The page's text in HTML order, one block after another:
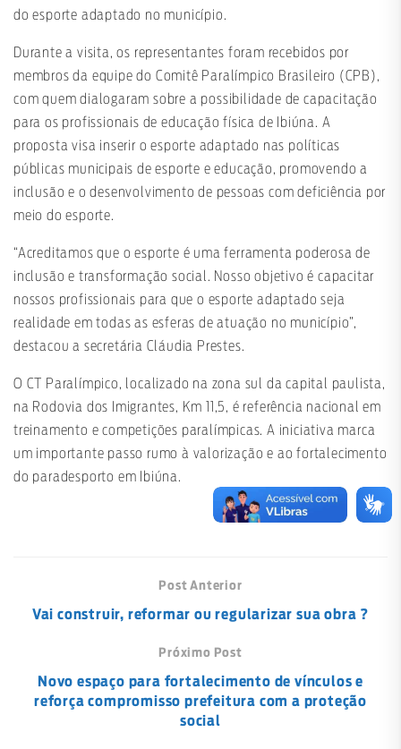
do esporte adaptado no município.
Durante a visita, os representantes foram recebidos por
membros da equipe do Comitê Paralímpico Brasileiro (CPB),
com quem dialogaram sobre a possibilidade de capacitação
para os profissionais de educação física de Ibiúna. A
proposta visa inserir o esporte adaptado nas políticas
públicas municipais de esporte e educação, promovendo a
inclusão e o desenvolvimento de pessoas com deficiência por
meio do esporte.
“Acreditamos que o esporte é uma ferramenta poderosa de
inclusão e transformação social. Nosso objetivo é capacitar
nossos profissionais para que o esporte adaptado seja
realidade em todas as esferas de atuação no município”,
destacou a secretária Cláudia Prestes.
O CT Paralímpico, localizado na zona sul da capital paulista,
na Rodovia dos Imigrantes, Km 11,5, é referência nacional em
treinamento e competições paralímpicas. A iniciativa marca
um importante passo rumo à valorização e ao fortalecimento
do paradesporto em Ibiúna.
Post Anterior
Vai construir, reformar ou regularizar sua obra ?
Próximo Post
Novo espaço para fortalecimento de vínculos e
reforça compromisso prefeitura com a proteção
social